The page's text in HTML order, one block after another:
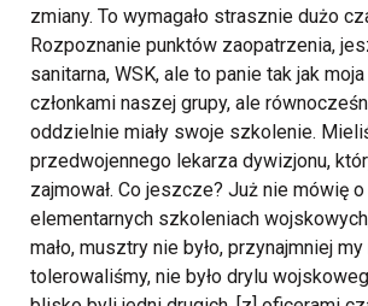
zmiany. To wymagało strasznie dużo
Rozpoznanie punktów zaopatrzenia,
sanitarna, WSK, ale to panie tak jak moja
członkami naszej grupy, ale
oddzielnie miały swoje szkolenie.
przedwojennego lekarza dywizjonu,
zajmował. Co jeszcze? Już nie mówię
elementarnych szkoleniach
mało, musztry nie było, przynajmniej
tolerowaliśmy, nie było drylu